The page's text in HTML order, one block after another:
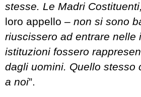
stesse. Le Madri
loro appello – non si sono
riuscissero ad entrare
istituzioni fossero
dagli uomini. Quello stesso
a noi”.